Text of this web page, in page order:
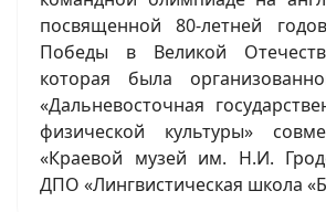
посвященной 80-летней
Победы в Великой
которая была
«Дальневосточная
физической культуры»
«Краевой музей им. Н.И.
ДПО «Лингвистическая школа